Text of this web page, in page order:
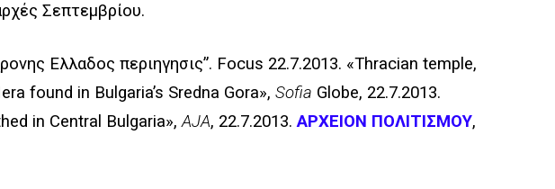
Σεπτεμβρίου.
Ελλαδος περιηγησις”. Focus 22.7.2013. «Thracian temple,
found in Bulgaria’s Sredna Gora», Sofia Globe, 22.7.2013.
in Central Bulgaria»,AJA, 22.7.2013.ΑΡΧΕΙΟΝ ΠΟΛΙΤΙΣΜΟΥ,